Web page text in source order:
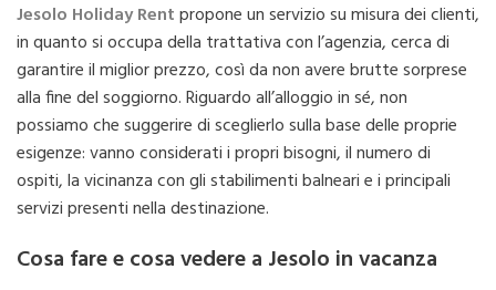
Jesolo Holiday Rentpropone un servizio su misura dei clienti,
in quanto si occupa della trattativa con l’agenzia, cerca di
garantire il miglior prezzo, così da non avere brutte sorprese
alla fine del soggiorno. Riguardo all’alloggio in sé, non
possiamo che suggerire di sceglierlo sulla base delle proprie
esigenze: vanno considerati i propri bisogni, il numero di
ospiti, la vicinanza con gli stabilimenti balneari e i principali
servizi presenti nella destinazione.
Cosa fare e cosa vedere a Jesolo in vacanza